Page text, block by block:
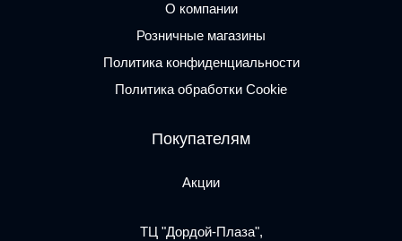
О компании
Розничные магазины
Политика конфиденциальности
Политика обработки Cookie
Покупателям
Акции
ТЦ "Дордой-Плаза",